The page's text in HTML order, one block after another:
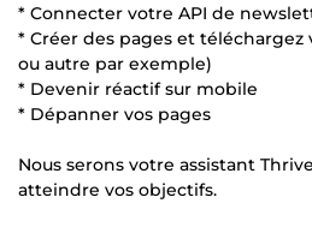
* Connecter votre API de
* Créer des pages et
ou autre par exemple)
* Devenir réactif sur mobile
* Dépanner vos pages
Nous serons votre assistant
atteindre vos objectifs.